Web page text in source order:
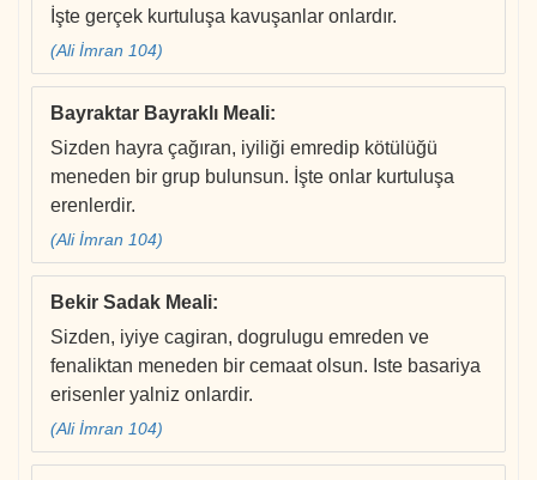
İşte gerçek kurtuluşa kavuşanlar onlardır.
(Ali İmran 104)
Bayraktar Bayraklı Meali:
Sizden hayra çağıran, iyiliği emredip kötülüğü
meneden bir grup bulunsun. İşte onlar kurtuluşa
erenlerdir.
(Ali İmran 104)
Bekir Sadak Meali:
Sizden, iyiye cagiran, dogrulugu emreden ve
fenaliktan meneden bir cemaat olsun. Iste basariya
erisenler yalniz onlardir.
(Ali İmran 104)